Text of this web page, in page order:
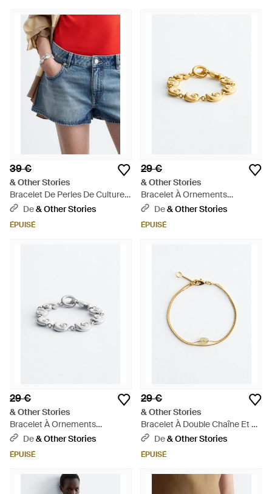
39 €
& Other Stories
Bracelet De Perles De Culture -
BleuDe& Other Stories
ÉPUISÉ
29 €
& Other Stories
Bracelet À Ornements
Coquillage - Métallisé
De& Other Stories
ÉPUISÉ
29 €
& Other Stories
Bracelet À Ornements
Coquillage - Multicolore
De& Other Stories
ÉPUISÉ
29 €
& Other Stories
Bracelet À Double Chaîne Et À
Quartz - Blanc
De& Other Stories
ÉPUISÉ